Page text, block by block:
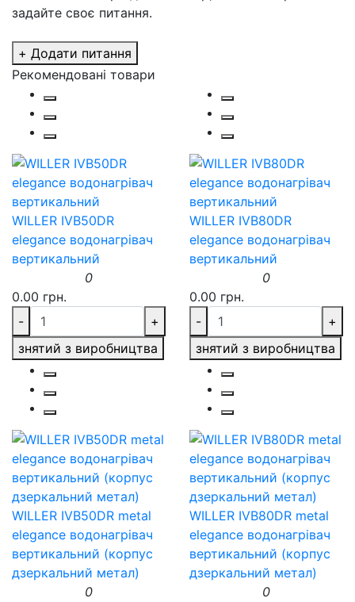
задайте своє питання.
+ Додати питання
Рекомендовані товари
WILLER IVB50DR
elegance водонагрівач
вертикальний
0
0.00 грн.
-
+
знятий з виробництва
WILLER IVB80DR
elegance водонагрівач
вертикальний
0
0.00 грн.
-
+
знятий з виробництва
WILLER IVB50DR metal
elegance водонагрівач
вертикальний (корпус
дзеркальний метал)
0
WILLER IVB80DR metal
elegance водонагрівач
вертикальний (корпус
дзеркальний метал)
0